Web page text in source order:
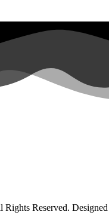
Rights Reserved.